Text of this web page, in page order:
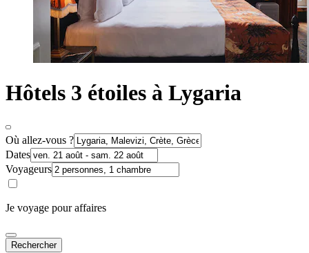
Hôtels 3 étoiles à Lygaria
Où allez-vous ?
Dates
Voyageurs
Je voyage pour affaires
Rechercher